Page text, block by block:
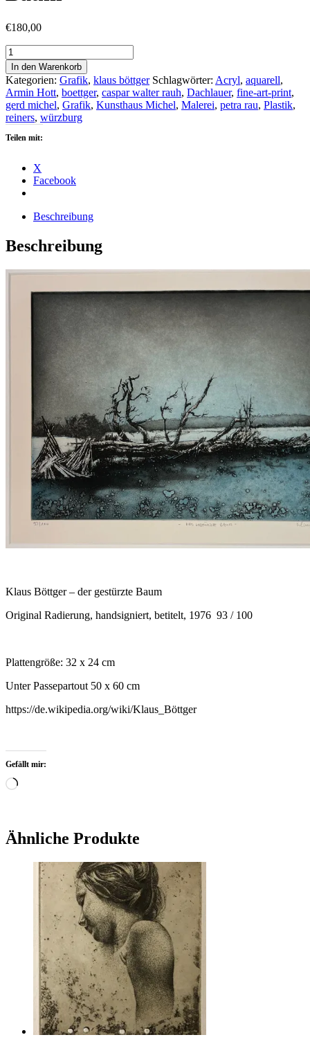
€180,00
Klaus
Böttger
-
der
gestürzte
Baum
Menge
In den Warenkorb
Kategorien: Grafik, klaus böttger Schlagwörter: Acryl, aquarell,
Armin Hott, boettger, caspar walter rauh, Dachlauer, fine-art-print,
gerd michel, Grafik, Kunsthaus Michel, Malerei, petra rau, Plastik,
reiners, würzburg
Teilen mit:
X
Facebook
Beschreibung
Beschreibung
Klaus Böttger – der gestürzte Baum
Original Radierung, handsigniert, betitelt, 1976 93 / 100
Plattengröße: 32 x 24 cm
Unter Passepartout 50 x 60 cm
https://de.wikipedia.org/wiki/Klaus_Böttger
Gefällt mir:
Wird
Ähnliche Produkte